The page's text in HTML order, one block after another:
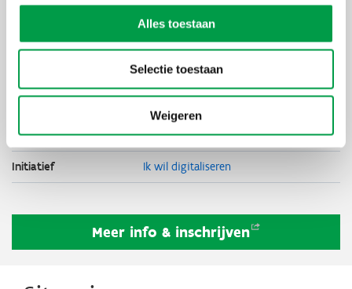
Alles toestaan
Selectie toestaan
Weigeren
150 euro excl. btw voor niet-UNIZO
leden
UNIZO i.s.m. VLAIO
Artificiële
intelligentie
Initiatief Ik wil digitaliseren
Meer info & inschrijven